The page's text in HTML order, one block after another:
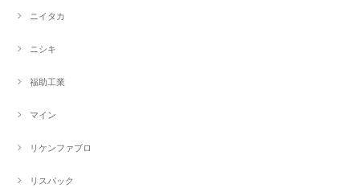
ニイタカ
ニシキ
福助工業
マイン
リケンファブロ
リスパック